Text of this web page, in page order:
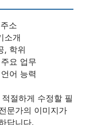
소
소개
, 학위
요 업무
어 능력
절하게 수정할 필
문가의 이미지가
답니다.